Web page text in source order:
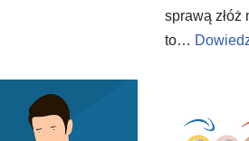
sprawą złóż
to…